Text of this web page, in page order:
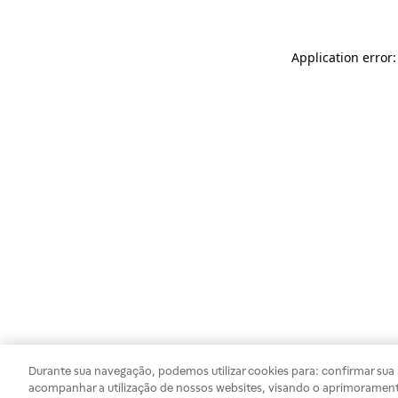
Application
Durante sua navegação, podemos utilizar cookies para: confirmar
acompanhar a utilização de nossos websites, visando o